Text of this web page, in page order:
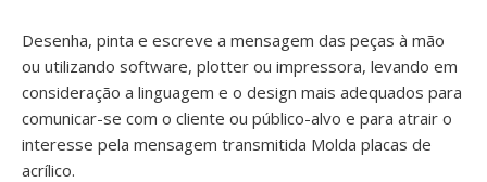
Desenha, pinta e escreve a mensagem das peças à mão
ou utilizando software, plotter ou impressora, levando em
consideração a linguagem e o design mais adequados para
comunicar-se com o cliente ou público-alvo e para atrair o
interesse pela mensagem transmitida Molda placas de
acrílico.